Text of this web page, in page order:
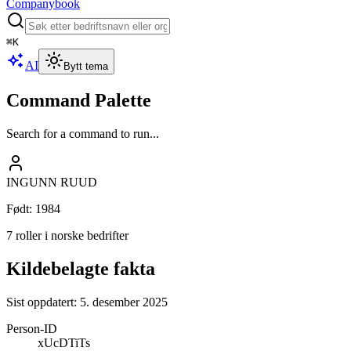
Companybook
⌘K
AI Bytt tema
Command Palette
Search for a command to run...
INGUNN RUUD
Født: 1984
7 roller i norske bedrifter
Kildebelagte fakta
Sist oppdatert: 5. desember 2025
Person-ID
xUcDTiTs